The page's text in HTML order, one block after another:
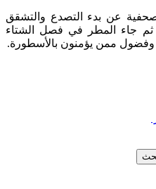
عن بدء التصدع والتشقق
جاء المطر في فصل الشتاء
وفضول ممن يؤمنون بالأسطورة.